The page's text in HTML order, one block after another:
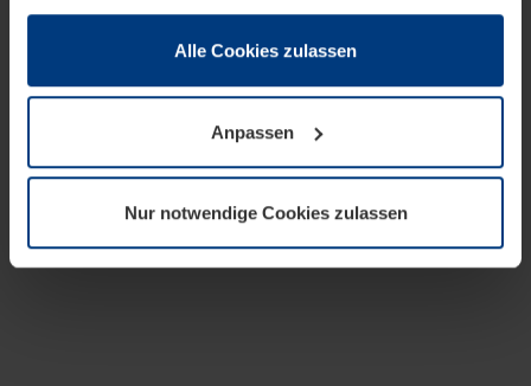
sie im Rahmen Ihrer Nutzung der Dienste gesammelt
wenn diese für den Betrieb dieser Seite unbedingt
notwendig sind. Für alle anderen Cookie-Typen benötigen
wir Ihre Erlaubnis. Ihre Einwilligung können Sie jederzeit
Datenschutzerklärungunserer Website ändern oder
widerrufen.
Alle Cookies zulassen
Anpassen
Nur notwendige Cookies zulassen